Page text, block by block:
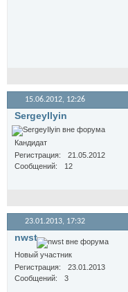
15.06.2012, 12:26
SergeyIlyin
Кандидат
Регистрация
21.05.2012
Сообщений
12
23.01.2013, 17:32
nwst
Новый участник
Регистрация
23.01.2013
Сообщений
3